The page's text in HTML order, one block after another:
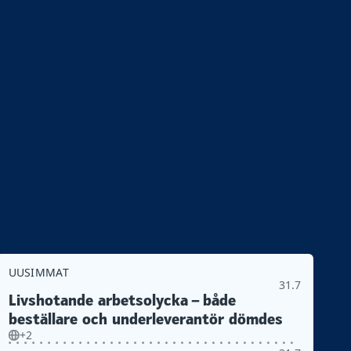
UUSIMMAT
31.7
Livshotande arbetsolycka – både
beställare och underleverantör dömdes
+2